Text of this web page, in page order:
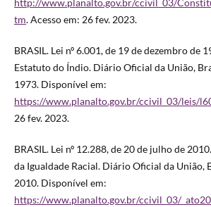
http://www.planalto.gov.br/ccivil_03/
tm. Acesso em: 26 fev. 2023.
BRASIL. Lei nº 6.001, de 19 de dezembro de
Estatuto do Índio. Diário Oficial da União,
1973. Disponível em:
https://www.planalto.gov.br/ccivil_03/leis/
26 fev. 2023.
BRASIL. Lei nº 12.288, de 20 de julho de
da Igualdade Racial. Diário Oficial da União,
2010. Disponível em:
https://www.planalto.gov.br/ccivil_03/